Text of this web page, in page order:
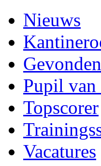
Nieuws
Gevonden
Pupil van
Topscorer
Vacatures